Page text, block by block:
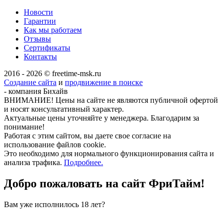
Новости
Гарантии
Как мы работаем
Отзывы
Сертификаты
Контакты
2016 - 2026 © freetime-msk.ru
Создание сайта и продвижение в поиске
- компания Бихайв
ВНИМАНИЕ! Цены на сайте не являются публичной офертой
и носят консультативный характер.
Актуальные цены уточняйте у менеджера. Благодарим за
понимание!
Работая с этим сайтом, вы даете свое согласие на
использование файлов cookie.
Это необходимо для нормального функционирования сайта и
анализа трафика. Подробнее.
Добро пожаловать на сайт ФриТайм!
Вам уже исполнилось 18 лет?